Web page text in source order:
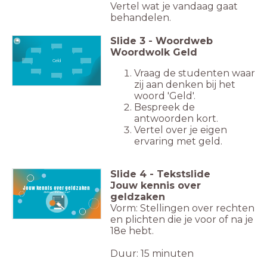
Vertel wat je vandaag gaat
behandelen.
Geld
Slide 3 - Woordweb
Woordwolk Geld
Vraag de studenten waar
zij aan denken bij het
woord 'Geld'.
Bespreek de
antwoorden kort.
Vertel over je eigen
ervaring met geld.
Jouw kennis over geldzaken
Stellingen: Wat weet je al?
Slide 4 - Tekstslide
Jouw kennis over
geldzaken
Vorm: Stellingen over rechten
en plichten die je voor of na je
18e hebt.
Duur: 15 minuten